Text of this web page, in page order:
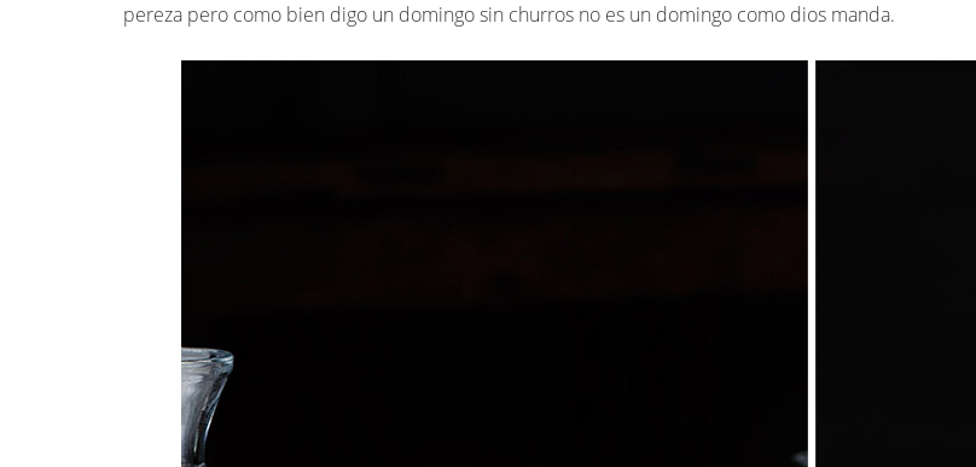
pereza pero como bien digo un domingo sin churros no es un domingo como dios manda.